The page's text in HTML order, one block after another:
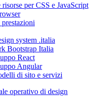
per CSS e JavaScript
system .italia
Bootstrap Italia
React
Angular
di sito e servizi
operativo di design